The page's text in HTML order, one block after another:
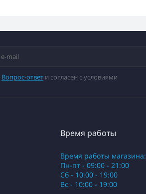
Вопрос-ответ и согласен с условиями
Время работы
Время работы магазина:
Пн-пт - 09:00 - 21:00
Сб - 10:00 - 19:00
Вс - 10:00 - 19:00